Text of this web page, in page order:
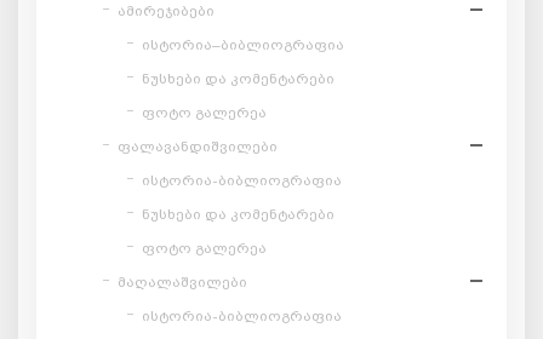
ამირეჯიბები
ისტორია–ბიბლიოგრაფია
ნუსხები და კომენტარები
ფოტო გალერეა
ფალავანდიშვილები
ისტორია-ბიბლიოგრაფია
ნუსხები და კომენტარები
ფოტო გალერეა
მაღალაშვილები
ისტორია-ბიბლიოგრაფია